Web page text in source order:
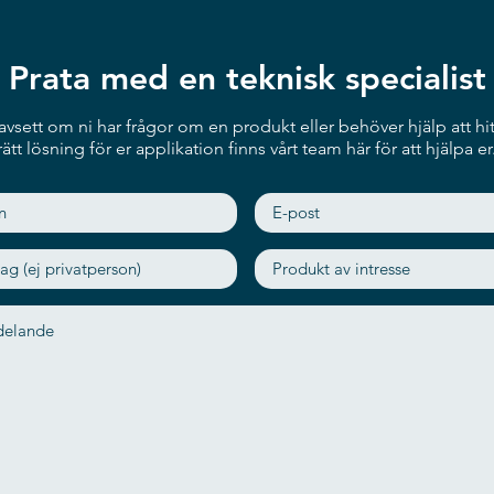
Prata med en teknisk specialist
om ni har frågor om en produkt eller behöver hjälp att
lösning för er applikation finns vårt team här för att hjälpa